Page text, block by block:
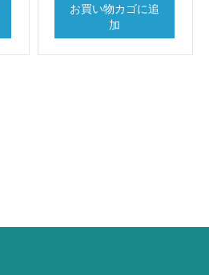
お買い物カゴに追
加